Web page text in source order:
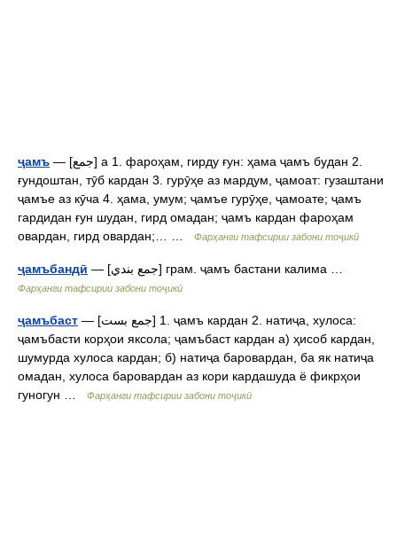
ҷамъ — [جمع] а 1. фароҳам, гирду ғун: ҳама ҷамъ будан 2.
ғундоштан, тӯб кардан 3. гурӯҳе аз мардум, ҷамоат: гузаштани
ҷамъе аз кӯча 4. ҳама, умум; ҷамъе гурӯҳе, ҷамоате; ҷамъ
гардидан ғун шудан, гирд омадан; ҷамъ кардан фароҳам
овардан, гирд овардан;… …
Фарҳанги тафсирии забони тоҷикӣ
ҷамъбандӣ — [جمع بندي] грам. ҷамъ бастани калима …
Фарҳанги тафсирии забони тоҷикӣ
ҷамъбаст — [جمع بست] 1. ҷамъ кардан 2. натиҷа, хулоса:
ҷамъбасти корҳои яксола; ҷамъбаст кардан а) ҳисоб кардан,
шумурда хулоса кардан; б) натиҷа баровардан, ба як натиҷа
омадан, хулоса баровардан аз кори кардашуда ё фикрҳои
гуногун …
Фарҳанги тафсирии забони тоҷикӣ